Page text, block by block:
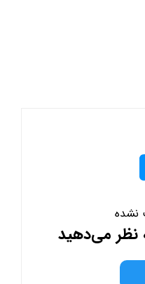
نشده
نظر می‌دهید